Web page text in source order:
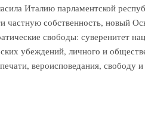
Италию парламентской
частную собственность, новый
свободы: суверенитет
убеждений, личного и
вероисповедания, свободу